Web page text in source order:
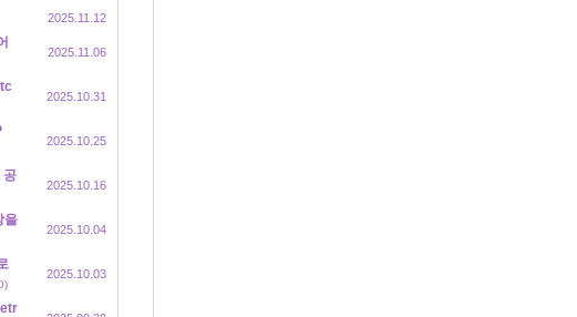
2025.11.12
2025.11.06
2025.10.31
2025.10.25
공
2025.10.16
을
2025.10.04
2025.10.03